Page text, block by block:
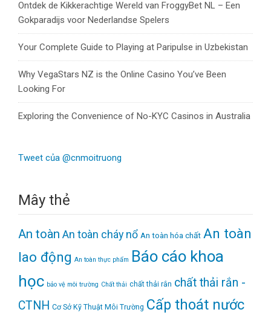
Ontdek de Kikkerachtige Wereld van FroggyBet NL – Een
Gokparadijs voor Nederlandse Spelers
Your Complete Guide to Playing at Paripulse in Uzbekistan
Why VegaStars NZ is the Online Casino You’ve Been
Looking For
Exploring the Convenience of No-KYC Casinos in Australia
Tweet của @cnmoitruong
Mây thẻ
An toàn An toàn cháy nổ An toàn hóa chất An toàn
lao động An toàn thực phẩm Báo cáo khoa
học bảo vệ môi trường Chất thải chất thải rắn chất thải rắn -
CTNH Cơ Sở Kỹ Thuật Môi Trường Cấp thoát nước